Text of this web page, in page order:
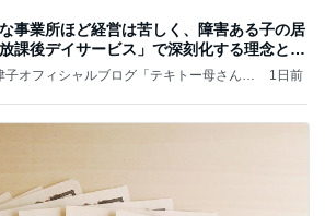
事業所ほど経営は苦しく、障害ある子の居
課後デイサービス」で深刻化する理念と現
子オフィシャルブログ「テキトー母さんの
1日前